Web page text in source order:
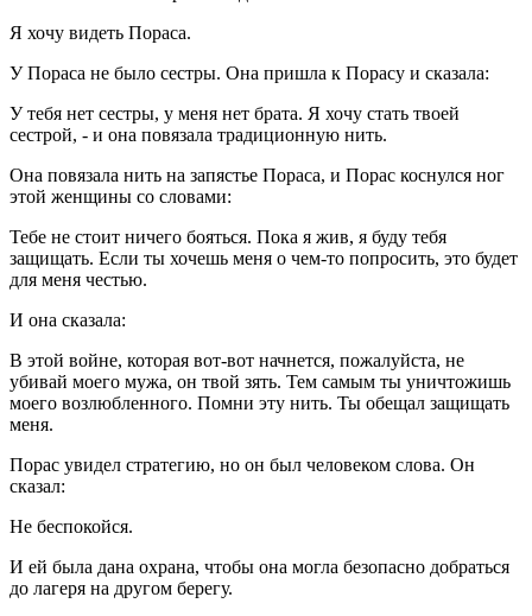
Я хочу видеть Пораса.
У Пораса не было сестры. Она пришла к Порасу и сказала:
У тебя нет сестры, у меня нет брата. Я хочу стать твоей
сестрой, - и она повязала традиционную нить.
Она повязала нить на запястье Пораса, и Порас коснулся ног
этой женщины со словами:
Тебе не стоит ничего бояться. Пока я жив, я буду тебя
защищать. Если ты хочешь меня о чем-то попросить, это будет
для меня честью.
И она сказала:
В этой войне, которая вот-вот начнется, пожалуйста, не
убивай моего мужа, он твой зять. Тем самым ты уничтожишь
моего возлюбленного. Помни эту нить. Ты обещал защищать
меня.
Порас увидел стратегию, но он был человеком слова. Он
сказал:
Не беспокойся.
И ей была дана охрана, чтобы она могла безопасно добраться
до лагеря на другом берегу.